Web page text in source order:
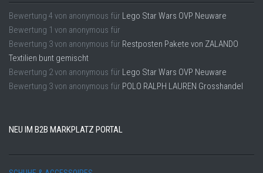
Bewertung 4 von anonymous für Lego Star Wars OVP Neuware
Bewertung 1 von anonymous für
Bewertung 3von anonymous für Restposten Pakete von ZALANDO
Textilien bunt gemischt
Bewertung 2von anonymous für Lego Star Wars OVP Neuware
Bewertung 3von anonymous für POLO RALPH LAUREN Grosshandel
NEU IM B2B MARKPLATZ PORTAL